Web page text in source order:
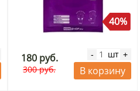
40%
180 руб.
300 руб.
- шт +
В корзину